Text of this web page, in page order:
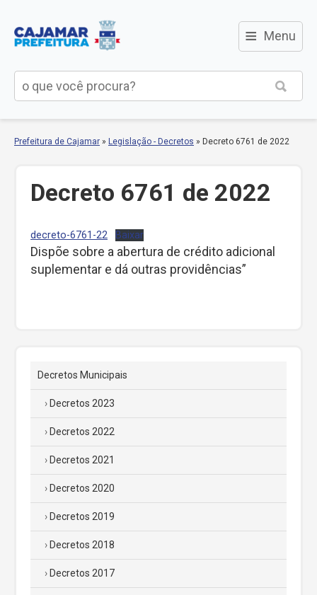
≡ Menu
Prefeitura de Cajamar » Legislação - Decretos » Decreto 6761 de 2022
Decreto 6761 de 2022
decreto-6761-22 Baixar
Dispõe sobre a abertura de crédito adicional
suplementar e dá outras providências”
Decretos Municipais
Decretos 2023
Decretos 2022
Decretos 2021
Decretos 2020
Decretos 2019
Decretos 2018
Decretos 2017